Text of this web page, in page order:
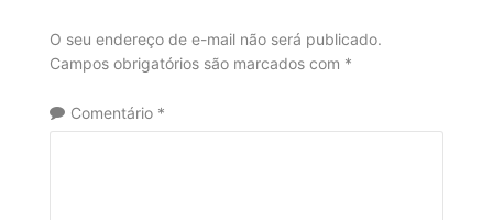
O seu endereço de e-mail não será publicado.
Campos obrigatórios são marcados com *
Comentário *